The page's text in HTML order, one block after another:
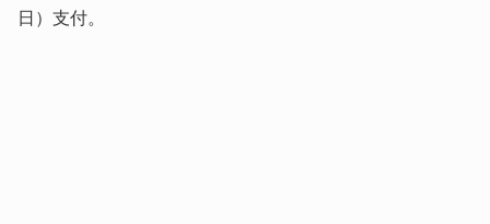
日）支付。